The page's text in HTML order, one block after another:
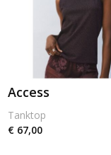
Access
Tanktop
€ 67,00